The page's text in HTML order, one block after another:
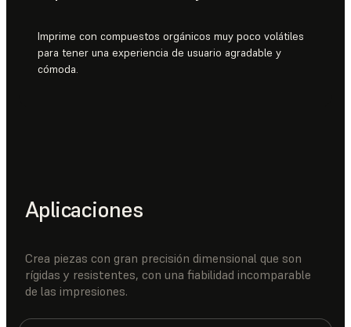
Imprime con compuestos orgánicos muy poco volátiles
para tener una experiencia de usuario agradable y
cómoda.
Aplicaciones
Crea piezas con gran precisión dimensional que son
rígidas y resistentes, con una fiabilidad incomparable
de las impresiones.